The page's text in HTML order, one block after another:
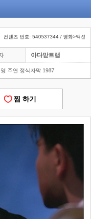
컨텐츠 번호: 540537344 / 영화>액션
아다맏트랩
주연 정식자막 1987
찜 하기